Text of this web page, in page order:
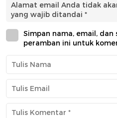
Alamat email Anda tidak
yang wajib ditandai *
Simpan nama, email, dan
peramban ini untuk